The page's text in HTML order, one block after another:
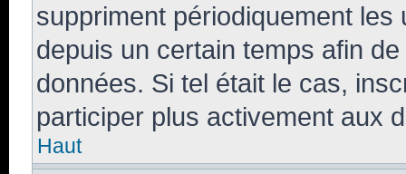
suppriment périodiquement les
depuis un certain temps afin
données. Si tel était le cas,
participer plus activement aux
Haut